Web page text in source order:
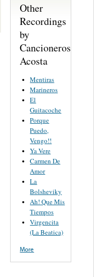
Other
Recordings
by
Cancioneros
Acosta
Mentiras
Marineros
El
Guitacoche
Porque
Puedo,
Vengo!!
Ya Vere
Carmen De
Amor
La
Bolsheviky
Ah! Que Mis
Tiempos
Virgencita
(La Beatica)
More